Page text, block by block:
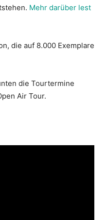
Mehr darüber lest
die auf 8.000 Exemplare
die Tourtermine
Air Tour.